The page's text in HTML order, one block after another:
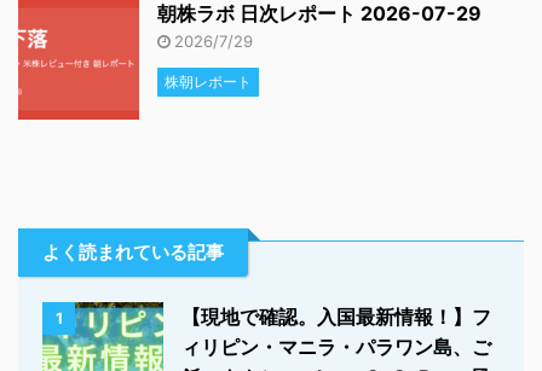
朝株ラボ 日次レポート 2026-07-29
2026/7/29
株朝レポート
よく読まれている記事
1
【現地で確認。入国最新情報！】フ
ィリピン・マニラ・パラワン島、ご